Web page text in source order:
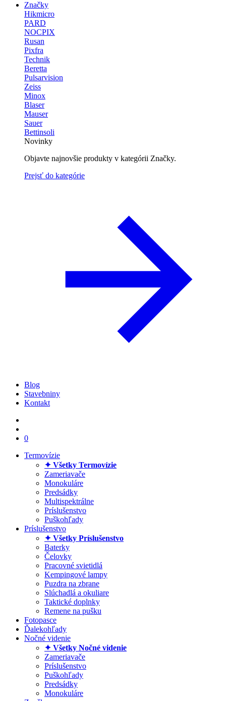
Značky
Hikmicro
PARD
NOCPIX
Rusan
Pixfra
Technik
Beretta
Pulsarvision
Zeiss
Minox
Blaser
Mauser
Sauer
Bettinsoli
Novinky
Objavte najnovšie produkty v kategórii Značky.
Prejsť do kategórie
Blog
Stavebniny
Kontakt
0
Termovízie
✦ Všetky Termovízie
Zameriavače
Monokuláre
Predsádky
Multispektrálne
Príslušenstvo
Puškohľady
Príslušenstvo
✦ Všetky Príslušenstvo
Baterky
Čelovky
Pracovné svietidlá
Kempingové lampy
Puzdra na zbrane
Slúchadlá a okuliare
Taktické doplnky
Remene na pušku
Fotopasce
Ďalekohľady
Nočné videnie
✦ Všetky Nočné videnie
Zameriavače
Príslušenstvo
Puškohľady
Predsádky
Monokuláre